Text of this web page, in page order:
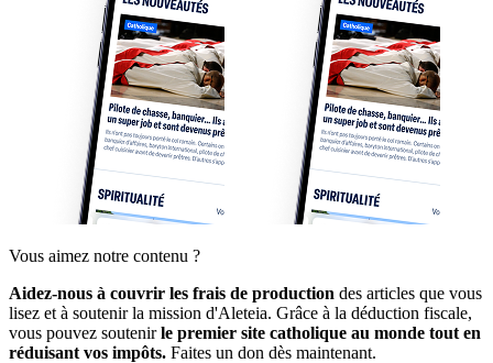
Vous aimez notre contenu ?
Aidez-nous à couvrir les frais de production des articles que vous
lisez et à soutenir la mission d'Aleteia. Grâce à la déduction fiscale,
vous pouvez soutenirle premier site catholique au monde tout en
réduisant vos impôts. Faites un don dès maintenant.